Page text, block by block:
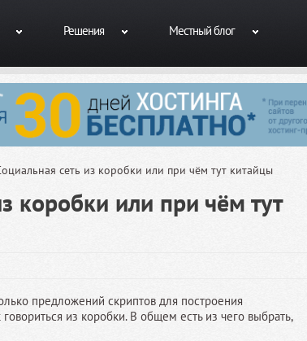
Решения Местный блог
сеть из коробки или при чём тут китайцы
коробки или при чём тут
предложений скриптов для построения
из коробки. В общем есть из чего выбрать,